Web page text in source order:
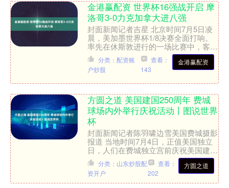
金港赢配资 世界杯16强战开启 摩
洛哥3-0力克加拿大进八强
封面新闻记者吉星 北京时间7月5日凌
晨，美加墨世界杯1/8决赛全面打响。
率先在休斯敦进行的一场比赛中，客队
身份出战的非洲新贵摩洛哥凭借高效的
反击战术，以3-0完....
金港赢配资
分类：配资账
户炒股
查看：
143
方圆之道 美国建国250周年 费城
球场内外举行庆祝活动丨图说世界
杯
封面新闻记者陈羽啸边雪美国费城摄影
报道 当地时间7月4日，正值美国独立
日，人们在费城独立宫前庆祝美国建国
250周年。有的身着18世纪的当地服
饰，有的直接将“独立....
方圆之道
分类：山东炒股配
资开户
查看：
202